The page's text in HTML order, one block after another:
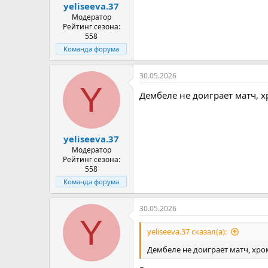
yeliseeva.37
Модератор
Рейтинг сезона:
558
Команда форума
Y
yeliseeva.37
Модератор
Рейтинг сезона:
558
Команда форума
30.05.2026
Дембеле не доиграет матч,
Y
30.05.2026
yeliseeva.37 сказал(а):
Дембеле не доиграет матч,